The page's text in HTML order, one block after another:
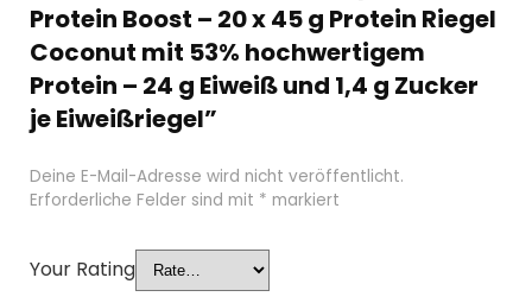
Protein Boost – 20 x 45 g Protein Riegel
Coconut mit 53% hochwertigem
Protein – 24 g Eiweiß und 1,4 g Zucker
je Eiweißriegel”
Deine E-Mail-Adresse wird nicht veröffentlicht.
Erforderliche Felder sind mit * markiert
Your Rating